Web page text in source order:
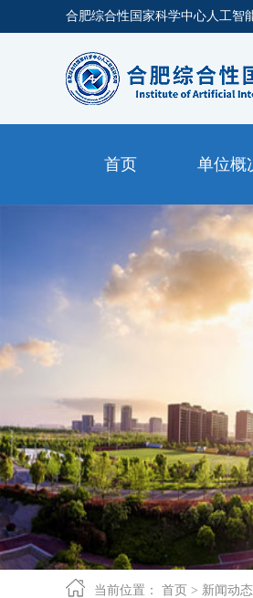
合肥综合性国家科学中心人工智
首页 单位概
当前位置： 首页 > 新闻动态